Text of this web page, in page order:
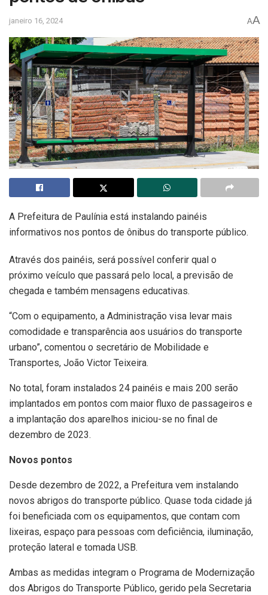
janeiro 16, 2024 AA
A Prefeitura de Paulínia está instalando painéis
informativos nos pontos de ônibus do transporte público.
Através dos painéis, será possível conferir qual o
próximo veículo que passará pelo local, a previsão de
chegada e também mensagens educativas.
“Com o equipamento, a Administração visa levar mais
comodidade e transparência aos usuários do transporte
urbano”, comentou o secretário de Mobilidade e
Transportes, João Victor Teixeira.
No total, foram instalados 24 painéis e mais 200 serão
implantados em pontos com maior fluxo de passageiros e
a implantação dos aparelhos iniciou-se no final de
dezembro de 2023.
Novos pontos
Desde dezembro de 2022, a Prefeitura vem instalando
novos abrigos do transporte público. Quase toda cidade já
foi beneficiada com os equipamentos, que contam com
lixeiras, espaço para pessoas com deficiência, iluminação,
proteção lateral e tomada USB.
Ambas as medidas integram o Programa de Modernização
dos Abrigos do Transporte Público, gerido pela Secretaria